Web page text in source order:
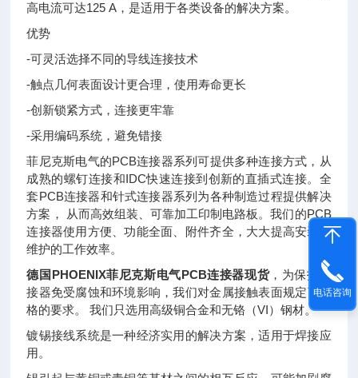
高电流可达125 A，是适用于各类设备的解决方案。
优势
-可灵活选择不同的导线连接技术
-触点几何表面设计更合理，使用寿命更长
-创新锁紧方式，连接更牢靠
-采用编码系统，避免错接
菲尼克斯电气的PCB连接器系列可提供多种连接方式，从
成熟的螺钉连接和IDC快速连接到创新的直插式连接。全
套PCB连接器和针式连接器系列为各种制造过程提供解决
方案， 从而高效组装、可靠加工印制电路板。我们的PCB
连接器使用方便、功能全面、附件齐全，大大提高安装和
维护的工作效率。
德国PHOENIX菲尼克斯电气PCB连接器现货，为保护连
接器免受腐蚀和环境影响，我们对金属接触表面规定了严
格的要求。 我们只选用高级铜合金和无铬（VI）钢材。
镀锡接线系统是一种经济实用的解决方案，适用于焊接应
用。
电话咨询